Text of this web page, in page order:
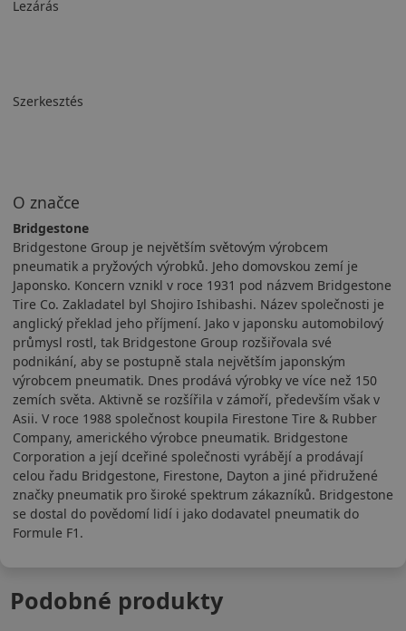
Lezárás
Szerkesztés
O značce
Bridgestone
Bridgestone Group je největším světovým výrobcem
pneumatik a pryžových výrobků. Jeho domovskou zemí je
Japonsko. Koncern vznikl v roce 1931 pod názvem Bridgestone
Tire Co. Zakladatel byl Shojiro Ishibashi. Název společnosti je
anglický překlad jeho příjmení. Jako v japonsku automobilový
průmysl rostl, tak Bridgestone Group rozšiřovala své
podnikání, aby se postupně stala největším japonským
výrobcem pneumatik. Dnes prodává výrobky ve více než 150
zemích světa. Aktivně se rozšířila v zámoří, především však v
Asii. V roce 1988 společnost koupila Firestone Tire & Rubber
Company, amerického výrobce pneumatik. Bridgestone
Corporation a její dceřiné společnosti vyrábějí a prodávají
celou řadu Bridgestone, Firestone, Dayton a jiné přidružené
značky pneumatik pro široké spektrum zákazníků. Bridgestone
se dostal do povědomí lidí i jako dodavatel pneumatik do
Formule F1.
Podobné produkty